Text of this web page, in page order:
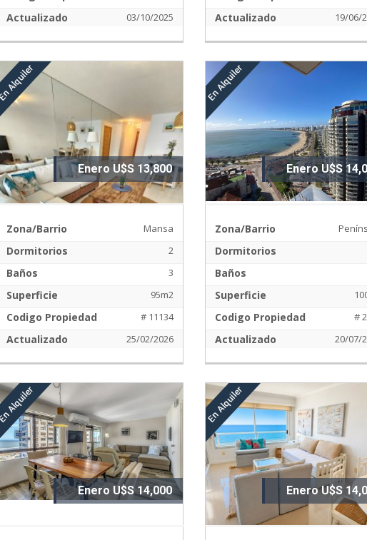
Actualizado 03/10/2025 Actualizado 19/06/
Enero U$S 13,800
Zona/Barrio Mansa
Dormitorios 2
Baños 3
Superficie 95m2
Codigo Propiedad # 11134
Actualizado 25/02/2026
Enero U$S
Zona/Barrio
Dormitorios
Baños
Superficie
Codigo Propiedad #
Actualizado 20/07/
Enero U$S 14,000 Enero U$S